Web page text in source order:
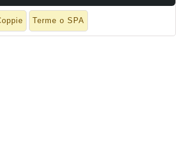
Terme o SPA